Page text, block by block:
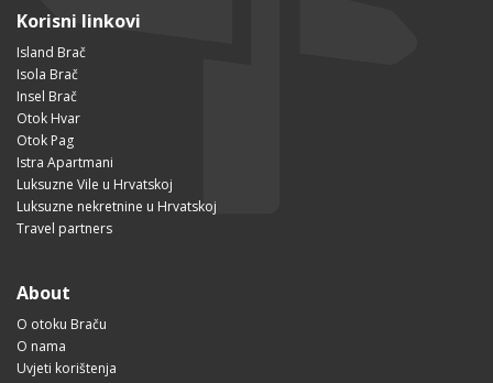
Korisni linkovi
Island Brač
Isola Brač
Insel Brač
Otok Hvar
Otok Pag
Istra Apartmani
Luksuzne Vile u Hrvatskoj
Luksuzne nekretnine u Hrvatskoj
Travel partners
About
O otoku Braču
O nama
Uvjeti korištenja